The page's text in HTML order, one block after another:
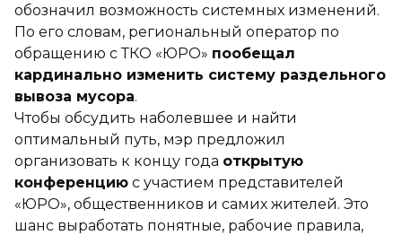
обозначил возможность системных изменений.
По его словам, региональный оператор по
обращению с ТКО «ЮРО» пообещал
кардинально изменить систему раздельного
вывоза мусора.
Чтобы обсудить наболевшее и найти
оптимальный путь, мэр предложил
организовать к концу года открытую
конференцию с участием представителей
«ЮРО», общественников и самих жителей. Это
шанс выработать понятные, рабочие правила,